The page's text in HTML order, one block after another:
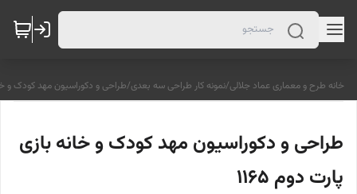
خانه طرح و معماری عماد جلالی/نمونه کار طراحی سه بعدی/طراحی و دکوراسیون مهد کودک و
طراحی و دکوراسیون مهد کودک و خانه بازی
پارت دوم 1165